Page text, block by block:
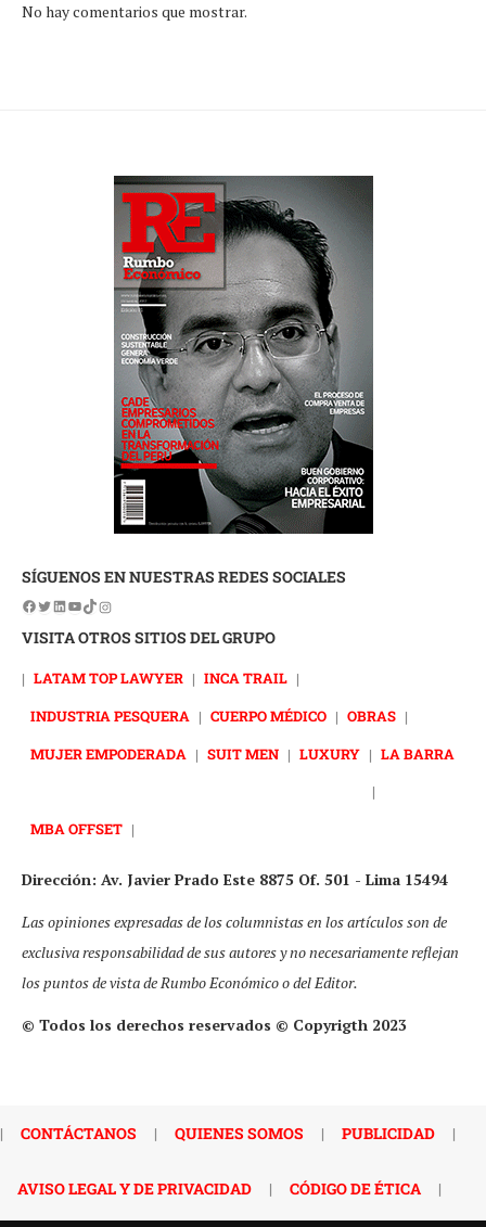
No hay comentarios que mostrar.
SÍGUENOS EN NUESTRAS REDES SOCIALES
VISITA OTROS SITIOS DEL GRUPO
| LATAM TOP LAWYER | INCA TRAIL |
INDUSTRIA PESQUERA | CUERPO MÉDICO | OBRAS |
MUJER EMPODERADA | SUIT MEN | LUXURY | LA BARRA
|
MBA OFFSET |
Dirección: Av. Javier Prado Este 8875 Of. 501 - Lima 15494
Las opiniones expresadas de los columnistas en los artículos son de
exclusiva responsabilidad de sus autores y no necesariamente reflejan
los puntos de vista de Rumbo Económico o del Editor.
© Todos los derechos reservados © Copyrigth 2023
| CONTÁCTANOS | QUIENES SOMOS | PUBLICIDAD |
AVISO LEGAL Y DE PRIVACIDAD | CÓDIGO DE ÉTICA |